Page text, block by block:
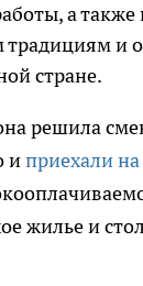
а
и
стране.
решила
иприехали
жилье и